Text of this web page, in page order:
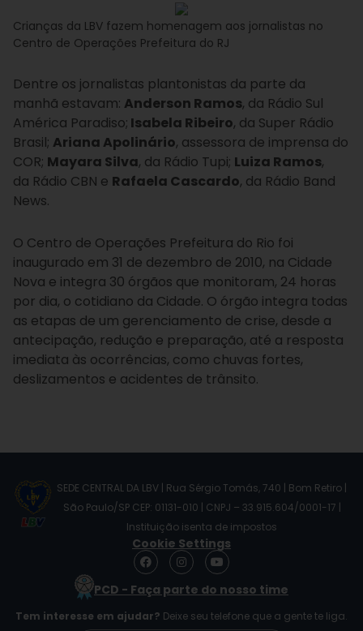
Crianças da LBV fazem homenagem aos jornalistas no
Centro de Operações Prefeitura do RJ
Dentre os jornalistas plantonistas da parte da
manhã estavam: Anderson Ramos, da Rádio Sul
América Paradiso; Isabela Ribeiro, da Super Rádio
Brasil; Ariana Apolinário, assessora de imprensa do
COR; Mayara Silva, da Rádio Tupi; Luiza Ramos,
da Rádio CBN e Rafaela Cascardo, da Rádio Band
News.
O Centro de Operações Prefeitura do Rio foi
inaugurado em 31 de dezembro de 2010, na Cidade
Nova e integra 30 órgãos que monitoram, 24 horas
por dia, o cotidiano da Cidade. O órgão integra todas
as etapas de um gerenciamento de crise, desde a
antecipação, redução e preparação, até a resposta
imediata às ocorrências, como chuvas fortes,
deslizamentos e acidentes de trânsito.
SEDE CENTRAL DA LBV | Rua Sérgio Tomás, 740 | Bom Retiro |
São Paulo/SP CEP: 01131-010 | CNPJ – 33.915.604/0001-17 |
Instituição isenta de impostos
Cookie Settings
F
a
e
o
I
n
s
t
g
Y
o
t
b
PCD - Faça parte do nosso time
Tem interesse em ajudar? Deixe seu telefone que a gente te liga.